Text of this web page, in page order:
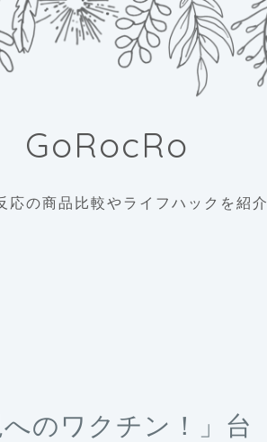
GoRocRo
応の商品比較やライフハックを紹介
のワクチン！」台